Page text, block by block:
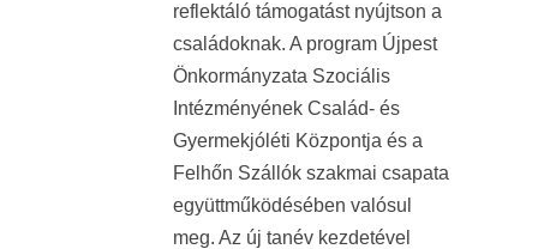
reflektáló támogatást nyújtson a
családoknak. A program Újpest
Önkormányzata Szociális
Intézményének Család- és
Gyermekjóléti Központja és a
Felhőn Szállók szakmai csapata
együttműködésében valósul
meg. Az új tanév kezdetével